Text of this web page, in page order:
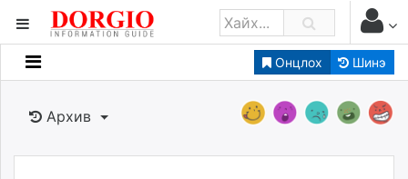
Онцлох Шинэ
Мэдээллийн
Банк санхүү
Бизнес ААН
Архив